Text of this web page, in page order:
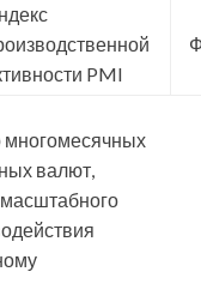
PMI
многомесячных
валют,